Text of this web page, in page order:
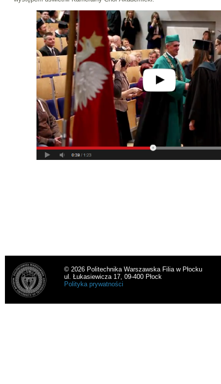
© 2026 Politechnika Warszawska Filia w Płocku
ul. Łukasiewicza 17, 09-400 Płock
Polityka prywatności